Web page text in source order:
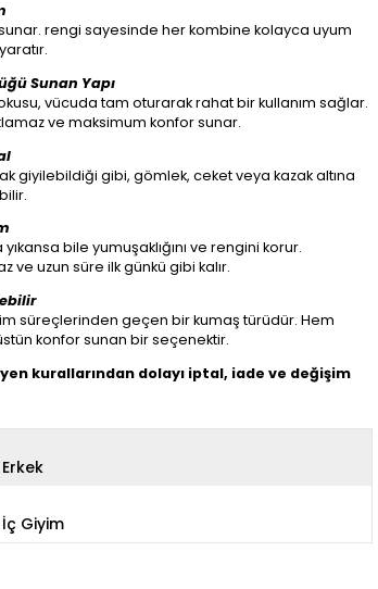
rengi sayesinde her kombine kolayca uyum
Sunan Yapı
vücuda tam oturarak rahat bir kullanım sağlar.
ve maksimum konfor sunar.
giyilebildiği gibi, gömlek, ceket veya kazak altına
bile yumuşaklığını ve rengini korur.
ve uzun süre ilk günkü gibi kalır.
süreçlerinden geçen bir kumaş türüdür. Hem
konfor sunan bir seçenektir.
kurallarından dolayı iptal, iade ve değişim
Erkek
İç Giyim